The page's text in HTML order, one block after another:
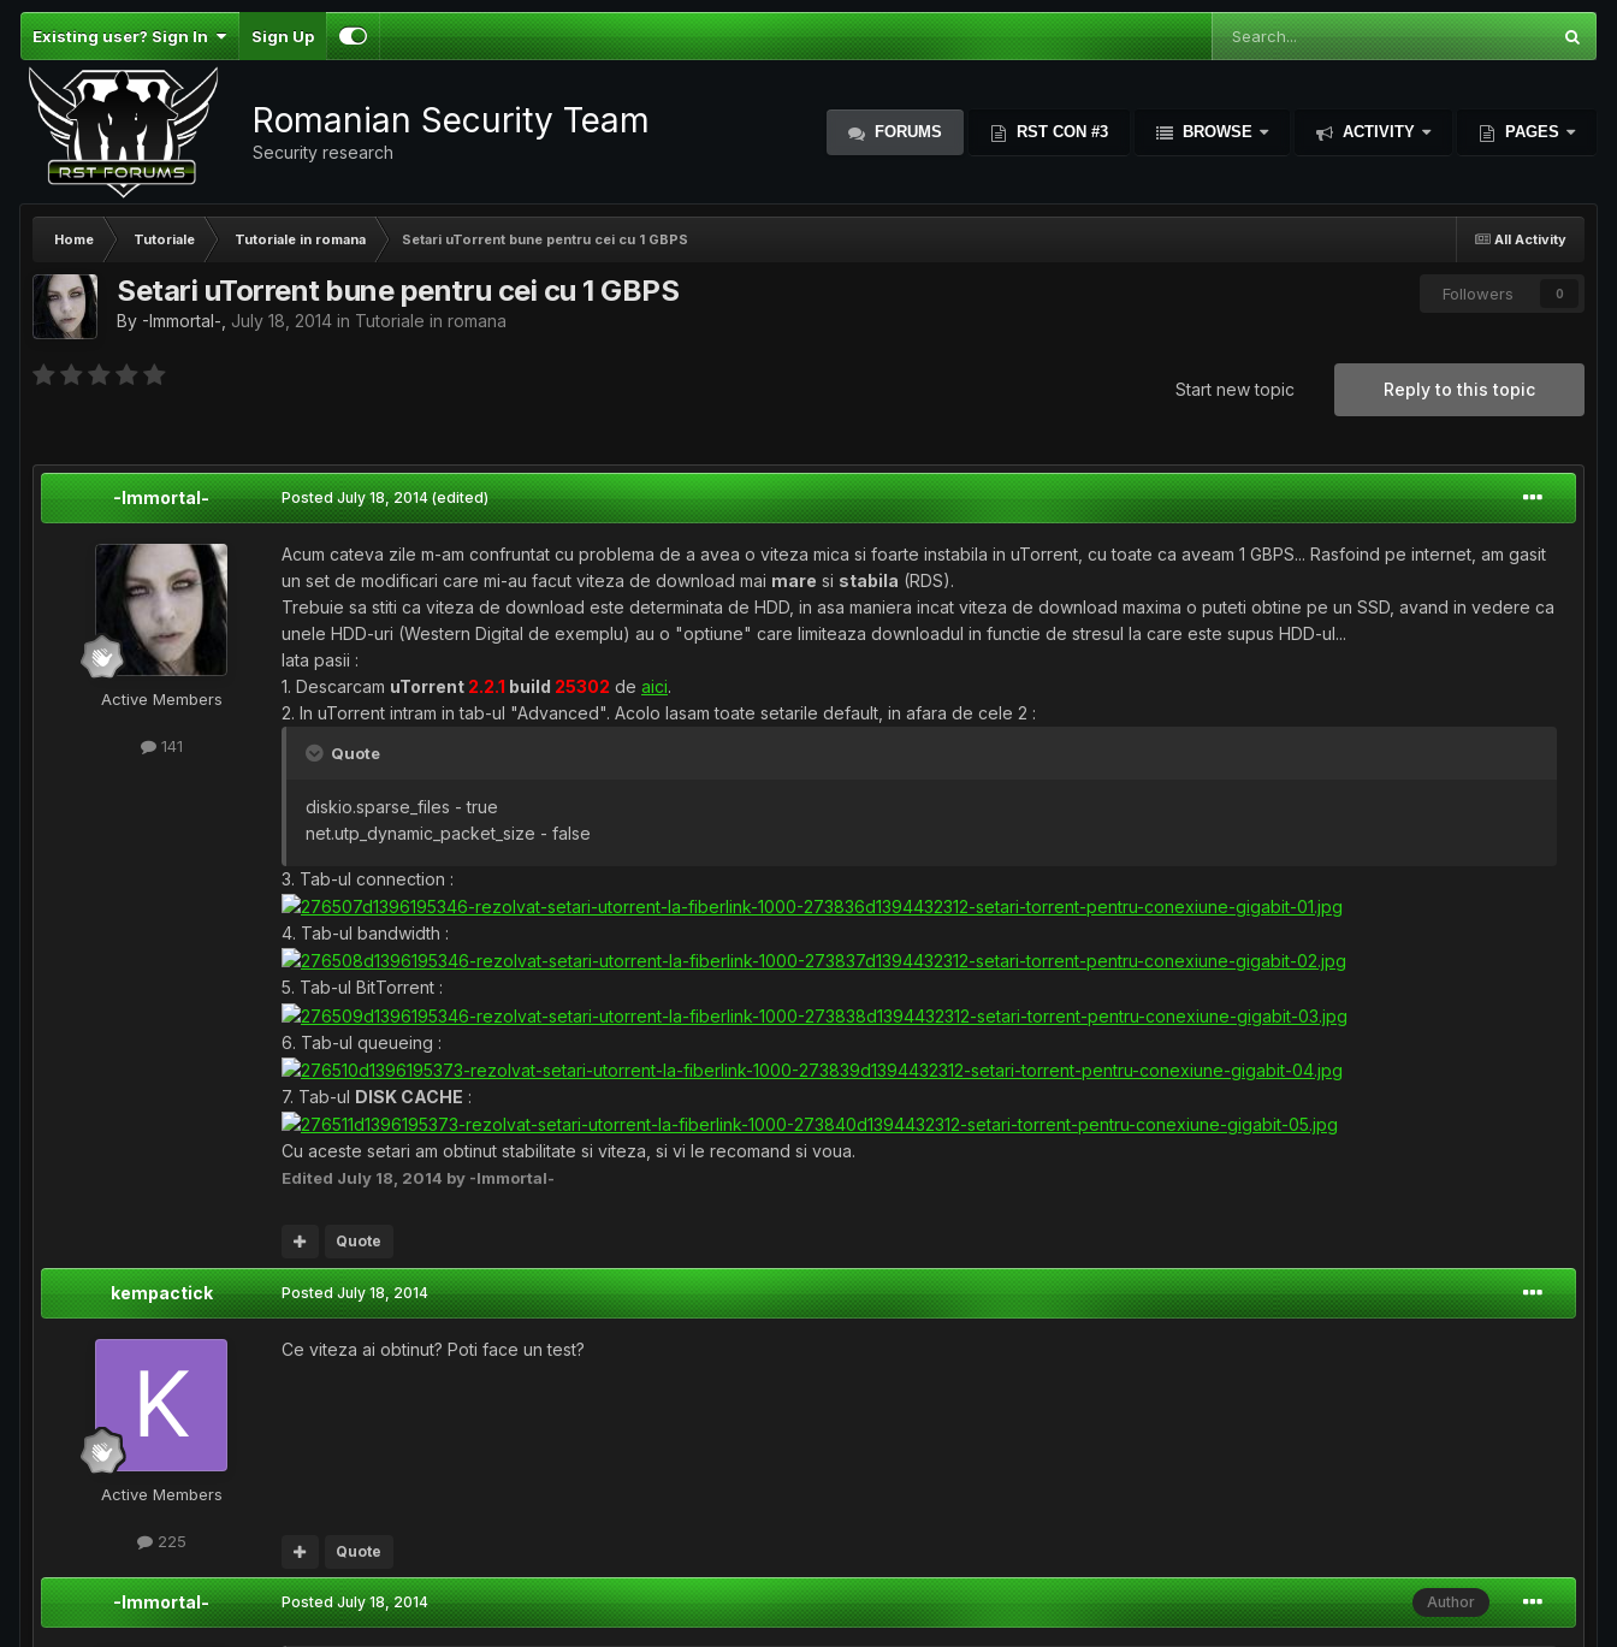
Existing user? Sign In Sign Up
Romanian Security Team
Security research
FORUMS RST CON #3 BROWSE ACTIVITY PAGES
All Activity
Home Tutoriale Tutoriale in romana Setari uTorrent bune pentru cei cu 1 GBPS
Followers 0
Setari uTorrent bune pentru cei cu 1 GBPS
By -Immortal- July 18, 2014 in Tutoriale in romana
Reply to this topic
Start new topic
-Immortal-
Active Members
141
PostedJuly 18, 2014 (edited)
Acum cateva zile m-am confruntat cu problema de a avea o viteza mica si foarte instabila in uTorrent, cu toate ca aveam 1 GBPS... Rasfoind pe internet, am gasit
un set de modificari care mi-au facut viteza de download mai mare si stabila (RDS).
Trebuie sa stiti ca viteza de download este determinata de HDD, in asa maniera incat viteza de download maxima o puteti obtine pe un SSD, avand in vedere ca
unele HDD-uri (Western Digital de exemplu) au o "optiune" care limiteaza downloadul in functie de stresul la care este supus HDD-ul...
Iata pasii :
1. Descarcam uTorrent 2.2.1 build 25302 de aici.
2. In uTorrent intram in tab-ul "Advanced". Acolo lasam toate setarile default, in afara de cele 2 :
Quote
diskio.sparse_files - true
net.utp_dynamic_packet_size - false
3. Tab-ul connection :
4. Tab-ul bandwidth :
5. Tab-ul BitTorrent :
6. Tab-ul queueing :
7. Tab-ul DISK CACHE :
Cu aceste setari am obtinut stabilitate si viteza, si vi le recomand si voua.
Edited July 18, 2014 by -Immortal-
Quote
kempactick
Active Members
225
PostedJuly 18, 2014
Ce viteza ai obtinut? Poti face un test?
Quote
-Immortal- Author
PostedJuly 18, 2014